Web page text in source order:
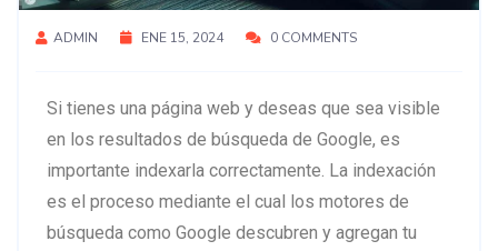
ADMIN ENE 15, 2024 0 COMMENTS
Si tienes una página web y deseas que sea visible
en los resultados de búsqueda de Google, es
importante indexarla correctamente. La indexación
es el proceso mediante el cual los motores de
búsqueda como Google descubren y agregan tu